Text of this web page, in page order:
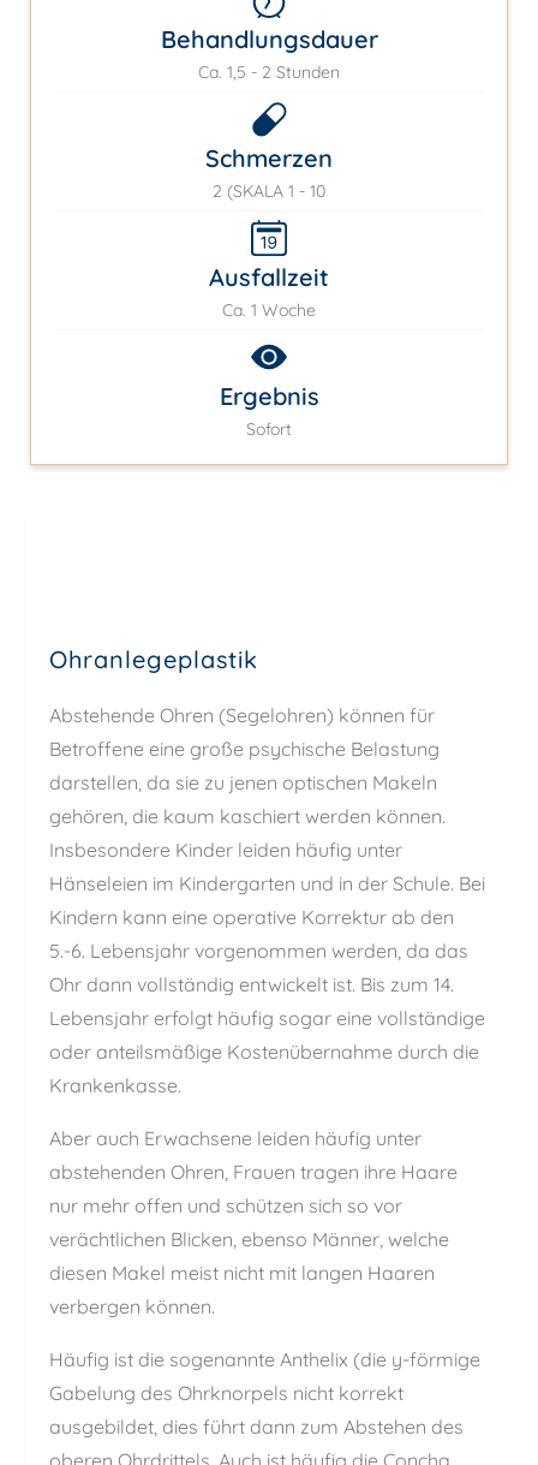
Behandlungsdauer
Ca. 1,5 - 2 Stunden
Schmerzen
2 (SKALA 1 - 10
Ausfallzeit
Ca. 1 Woche
Ergebnis
Sofort
Ohranlegeplastik
Abstehende Ohren (Segelohren) können für
Betroffene eine große psychische Belastung
darstellen, da sie zu jenen optischen Makeln
gehören, die kaum kaschiert werden können.
Insbesondere Kinder leiden häufig unter
Hänseleien im Kindergarten und in der Schule. Bei
Kindern kann eine operative Korrektur ab den
5.-6. Lebensjahr vorgenommen werden, da das
Ohr dann vollständig entwickelt ist. Bis zum 14.
Lebensjahr erfolgt häufig sogar eine vollständige
oder anteilsmäßige Kostenübernahme durch die
Krankenkasse.
Aber auch Erwachsene leiden häufig unter
abstehenden Ohren, Frauen tragen ihre Haare
nur mehr offen und schützen sich so vor
verächtlichen Blicken, ebenso Männer, welche
diesen Makel meist nicht mit langen Haaren
verbergen können.
Häufig ist die sogenannte Anthelix (die y-förmige
Gabelung des Ohrknorpels nicht korrekt
ausgebildet, dies führt dann zum Abstehen des